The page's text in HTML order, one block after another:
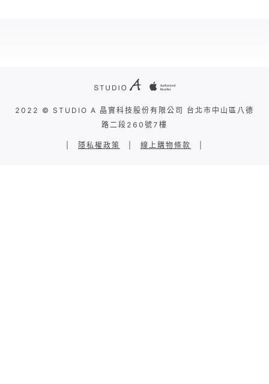
2022 © STUDIO A 晶實科技股份有限公司 台北市中山區八德
路二段260號7樓
隱私權政策 線上購物條款